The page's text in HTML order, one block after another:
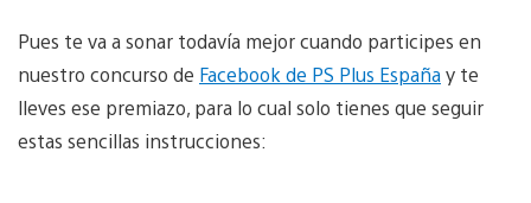
Pues te va a sonar todavía mejor cuando participes en
nuestro concurso de Facebook de PS Plus Españay te
lleves ese premiazo, para lo cual solo tienes que seguir
estas sencillas instrucciones: